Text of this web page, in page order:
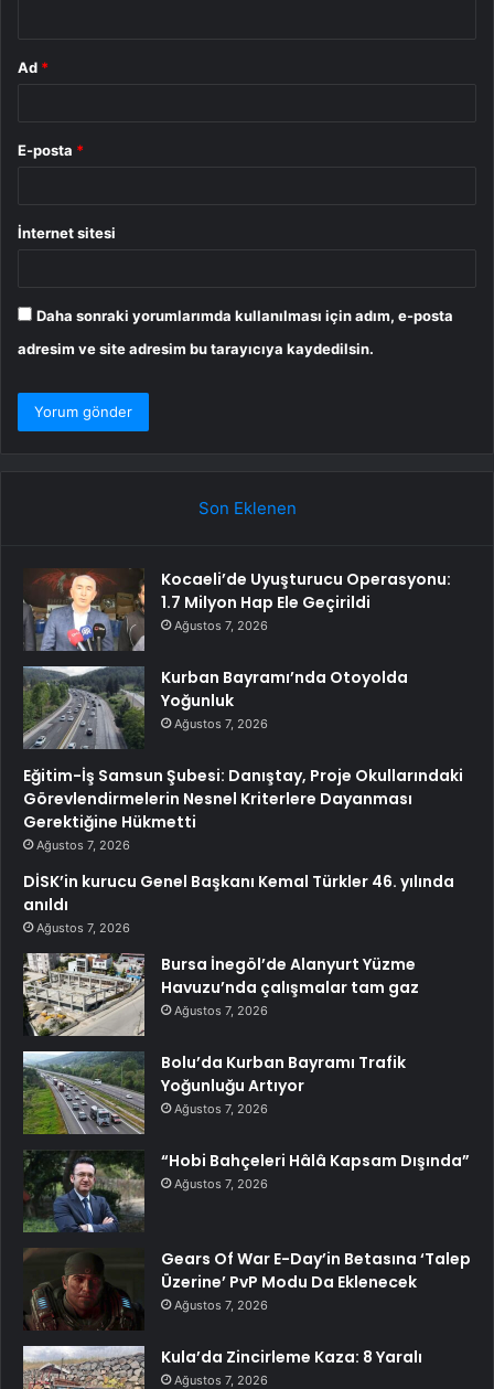
Ad *
E-posta *
İnternet sitesi
Daha sonraki yorumlarımda kullanılması için adım, e-posta
adresim ve site adresim bu tarayıcıya kaydedilsin.
Son Eklenen
Kocaeli’de Uyuşturucu Operasyonu:
1.7 Milyon Hap Ele Geçirildi
Ağustos 7, 2026
Kurban Bayramı’nda Otoyolda
Yoğunluk
Ağustos 7, 2026
Eğitim-İş Samsun Şubesi: Danıştay, Proje Okullarındaki
Görevlendirmelerin Nesnel Kriterlere Dayanması
Gerektiğine Hükmetti
Ağustos 7, 2026
DİSK’in kurucu Genel Başkanı Kemal Türkler 46. yılında
anıldı
Ağustos 7, 2026
Bursa İnegöl’de Alanyurt Yüzme
Havuzu’nda çalışmalar tam gaz
Ağustos 7, 2026
Bolu’da Kurban Bayramı Trafik
Yoğunluğu Artıyor
Ağustos 7, 2026
“Hobi Bahçeleri Hâlâ Kapsam Dışında”
Ağustos 7, 2026
Gears Of War E-Day’in Betasına ‘Talep
Üzerine’ PvP Modu Da Eklenecek
Ağustos 7, 2026
Kula’da Zincirleme Kaza: 8 Yaralı
Ağustos 7, 2026